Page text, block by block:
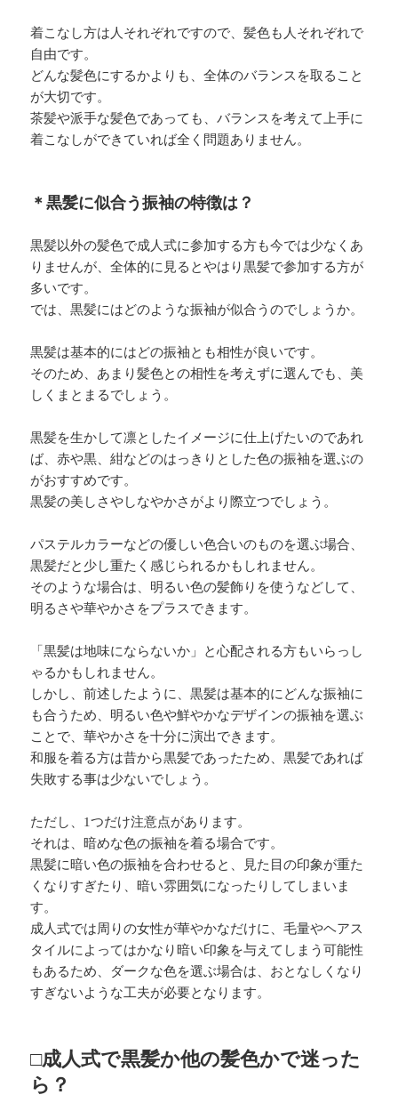
着こなし方は人それぞれですので、髪色も人それぞれで
自由です。
どんな髪色にするかよりも、全体のバランスを取ること
が大切です。
茶髪や派手な髪色であっても、バランスを考えて上手に
着こなしができていれば全く問題ありません。
＊黒髪に似合う振袖の特徴は？
黒髪以外の髪色で成人式に参加する方も今では少なくあ
りませんが、全体的に見るとやはり黒髪で参加する方が
多いです。
では、黒髪にはどのような振袖が似合うのでしょうか。
黒髪は基本的にはどの振袖とも相性が良いです。
そのため、あまり髪色との相性を考えずに選んでも、美
しくまとまるでしょう。
黒髪を生かして凛としたイメージに仕上げたいのであれ
ば、赤や黒、紺などのはっきりとした色の振袖を選ぶの
がおすすめです。
黒髪の美しさやしなやかさがより際立つでしょう。
パステルカラーなどの優しい色合いのものを選ぶ場合、
黒髪だと少し重たく感じられるかもしれません。
そのような場合は、明るい色の髪飾りを使うなどして、
明るさや華やかさをプラスできます。
「黒髪は地味にならないか」と心配される方もいらっし
ゃるかもしれません。
しかし、前述したように、黒髪は基本的にどんな振袖に
も合うため、明るい色や鮮やかなデザインの振袖を選ぶ
ことで、華やかさを十分に演出できます。
和服を着る方は昔から黒髪であったため、黒髪であれば
失敗する事は少ないでしょう。
ただし、1つだけ注意点があります。
それは、暗めな色の振袖を着る場合です。
黒髪に暗い色の振袖を合わせると、見た目の印象が重た
くなりすぎたり、暗い雰囲気になったりしてしまいま
す。
成人式では周りの女性が華やかなだけに、毛量やヘアス
タイルによってはかなり暗い印象を与えてしまう可能性
もあるため、ダークな色を選ぶ場合は、おとなしくなり
すぎないような工夫が必要となります。
□成人式で黒髪か他の髪色かで迷った
ら？